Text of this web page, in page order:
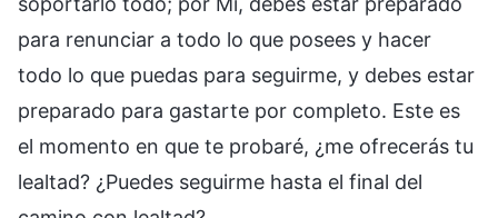
para renunciar a todo lo que posees y hacer
todo lo que puedas para seguirme, y debes estar
preparado para gastarte por completo. Este es
el momento en que te probaré, ¿me ofrecerás tu
lealtad? ¿Puedes seguirme hasta el final del